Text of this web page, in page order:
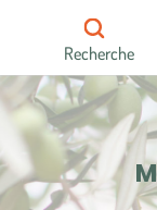
Recherche